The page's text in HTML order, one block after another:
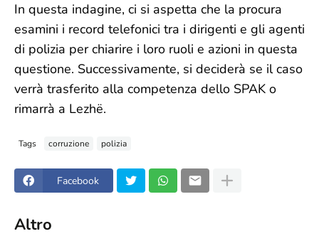
In questa indagine, ci si aspetta che la procura
esamini i record telefonici tra i dirigenti e gli agenti
di polizia per chiarire i loro ruoli e azioni in questa
questione. Successivamente, si deciderà se il caso
verrà trasferito alla competenza dello SPAK o
rimarrà a Lezhë.
Tags corruzione polizia
Facebook
Altro